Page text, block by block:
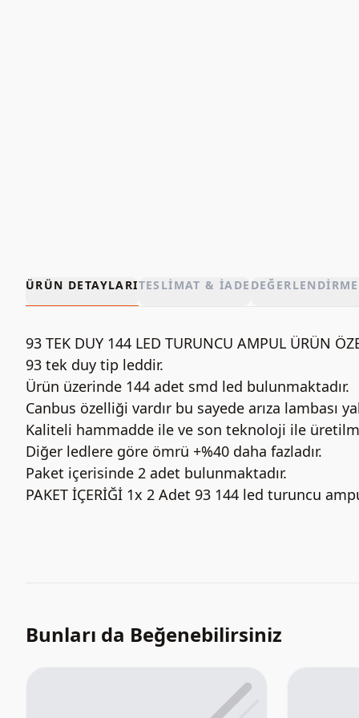
ÜRÜN DETAYLARITESLIMAT & İADE
93 TEK DUY 144 LED TURUNCU AMPUL ÜRÜN
93 tek duy tip leddir.
Ürün üzerinde 144 adet smd led bulunmaktadır.
Canbus özelliği vardır bu sayede arıza lambası
Kaliteli hammadde ile ve son teknoloji ile
Diğer ledlere göre ömrü +%40 daha fazladır.
Paket içerisinde 2 adet bulunmaktadır.
PAKET İÇERİĞİ 1x 2 Adet 93 144 led turuncu
Bunları da Beğenebilirsiniz